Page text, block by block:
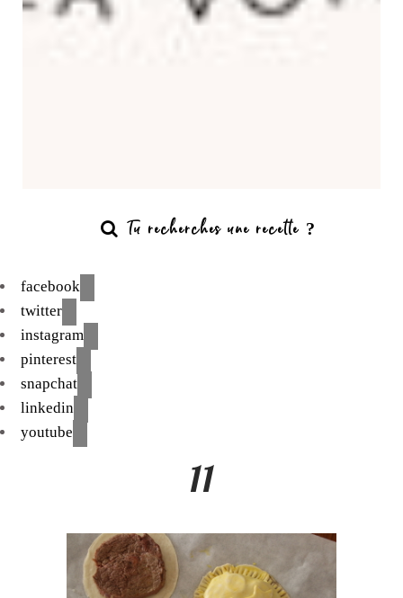
facebook
twitter
instagram
pinterest
snapchat
linkedin
youtube
11